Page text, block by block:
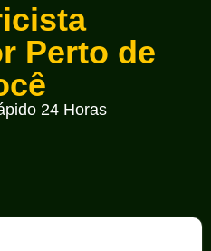
Perto de
24 Horas